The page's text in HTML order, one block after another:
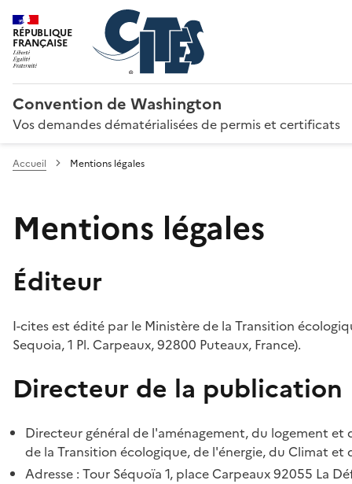
RÉPUBLIQUE
FRANÇAISE
Convention de Washington
Vos demandes dématérialisées de permis et certificats
Accueil Mentions légales
Mentions légales
Éditeur
I-cites est édité par le Ministère de la Transition
Sequoia, 1 Pl. Carpeaux, 92800 Puteaux, France).
Directeur de la publication
Directeur général de l'aménagement, du logement
de la Transition écologique, de l'énergie, du Climat et
Adresse : Tour Séquoïa 1, place Carpeaux 92055 La